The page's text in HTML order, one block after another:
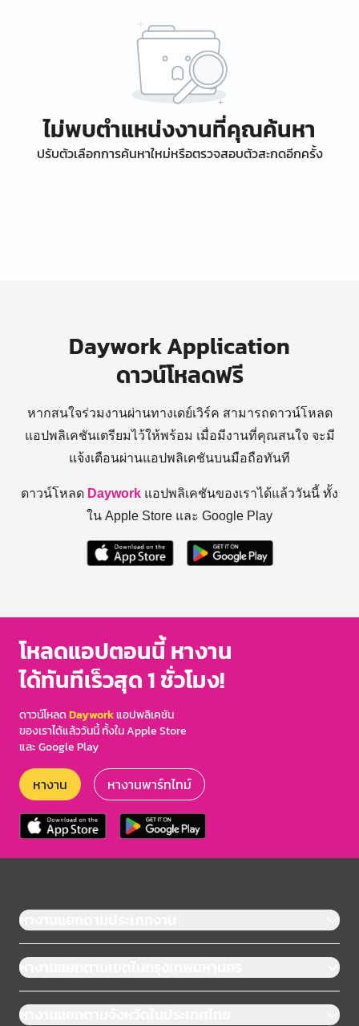
ไม่พบตำแหน่งงานที่คุณค้นหา
ปรับตัวเลือกการค้นหาใหม่หรือตรวจสอบตัวสะกดอีกครั้ง
Daywork Application
ดาวน์โหลดฟรี
หากสนใจร่วมงานผ่านทางเดย์เวิร์ค สามารถดาวน์โหลด
แอปพลิเคชันเตรียมไว้ให้พร้อม เมื่อมีงานที่คุณสนใจ จะมี
แจ้งเตือนผ่านแอปพลิเคชันบนมือถือทันที
ดาวน์โหลด Daywork แอปพลิเคชันของเราได้แล้ววันนี้ ทั้ง
ใน Apple Store และ Google Play
โหลดแอปตอนนี้ หางาน
ได้ทันทีเร็วสุด 1 ชั่วโมง!
ดาวน์โหลดDayworkแอปพลิเคชัน
ของเราได้แล้ววันนี้ ทั้งใน Apple Store
และ Google Play
หางาน หางานพาร์ทไทม์
หางานแยกตามประเภทงาน
หางานแยกตามเขตในกรุงเทพมหานคร
หางานแยกตามจังหวัดในประเทศไทย